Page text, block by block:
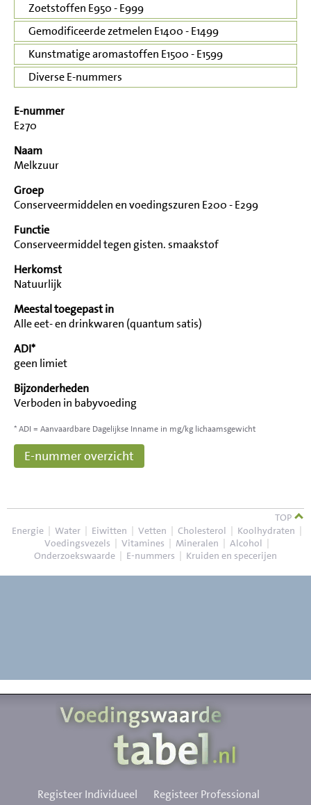
Zoetstoffen E950 - E999
Gemodificeerde zetmelen E1400 - E1499
Kunstmatige aromastoffen E1500 - E1599
Diverse E-nummers
E-nummer
E270
Naam
Melkzuur
Groep
Conserveermiddelen en voedingszuren E200 - E299
Functie
Conserveermiddel tegen gisten. smaakstof
Herkomst
Natuurlijk
Meestal toegepast in
Alle eet- en drinkwaren (quantum satis)
ADI*
geen limiet
Bijzonderheden
Verboden in babyvoeding
* ADI = Aanvaardbare Dagelijkse Inname in mg/kg lichaamsgewicht
E-nummer overzicht
TOP
Energie | Water | Eiwitten | Vetten | Cholesterol | Koolhydraten |
Voedingsvezels | Vitamines | Mineralen | Alcohol |
Onderzoekswaarde | E-nummers | Kruiden en specerijen
Registeer Individueel Registeer Professional